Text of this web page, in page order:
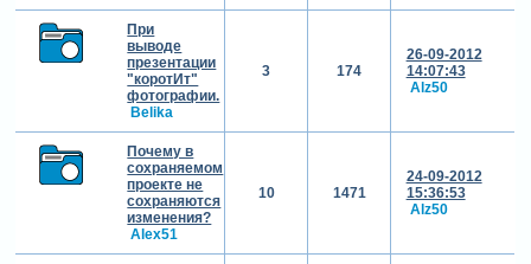
При
выводе
презентации
"коротИт"
фотографии.
Belika
3 174
26-09-2012
14:07:43
Alz50
Почему в
сохраняемом
проекте не
сохраняются
изменения?
Alex51
10 1471
24-09-2012
15:36:53
Alz50